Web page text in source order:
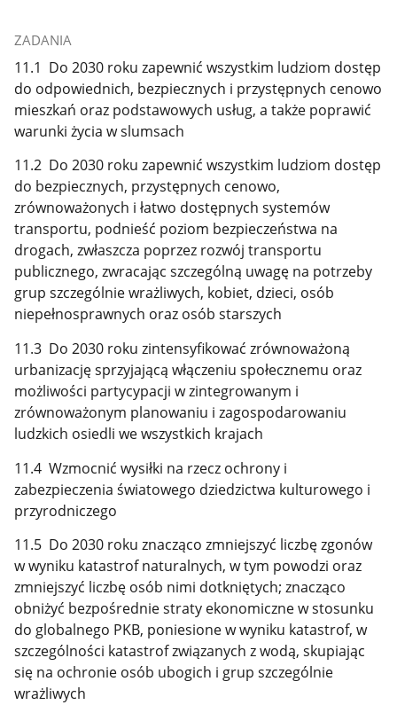
ZADANIA
11.1 Do 2030 roku zapewnić wszystkim ludziom dostęp
do odpowiednich, bezpiecznych i przystępnych cenowo
mieszkań oraz podstawowych usług, a także poprawić
warunki życia w slumsach
11.2 Do 2030 roku zapewnić wszystkim ludziom dostęp
do bezpiecznych, przystępnych cenowo,
zrównoważonych i łatwo dostępnych systemów
transportu, podnieść poziom bezpieczeństwa na
drogach, zwłaszcza poprzez rozwój transportu
publicznego, zwracając szczególną uwagę na potrzeby
grup szczególnie wrażliwych, kobiet, dzieci, osób
niepełnosprawnych oraz osób starszych
11.3 Do 2030 roku zintensyfikować zrównoważoną
urbanizację sprzyjającą włączeniu społecznemu oraz
możliwości partycypacji w zintegrowanym i
zrównoważonym planowaniu i zagospodarowaniu
ludzkich osiedli we wszystkich krajach
11.4 Wzmocnić wysiłki na rzecz ochrony i
zabezpieczenia światowego dziedzictwa kulturowego i
przyrodniczego
11.5 Do 2030 roku znacząco zmniejszyć liczbę zgonów
w wyniku katastrof naturalnych, w tym powodzi oraz
zmniejszyć liczbę osób nimi dotkniętych; znacząco
obniżyć bezpośrednie straty ekonomiczne w stosunku
do globalnego PKB, poniesione w wyniku katastrof, w
szczególności katastrof związanych z wodą, skupiając
się na ochronie osób ubogich i grup szczególnie
wrażliwych